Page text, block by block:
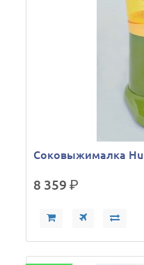
Соковыжималка
8 359р.